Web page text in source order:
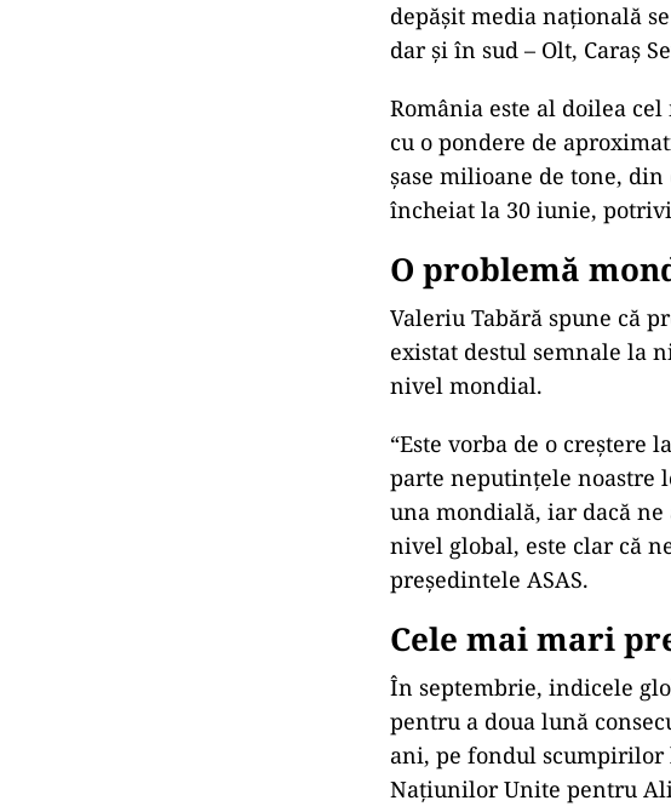
depășit media națională
dar și în sud – Olt, Caraș
România este al doilea
cu o pondere de
șase milioane de tone,
încheiat la 30 iunie,
O problemă
Valeriu Tabără spune că
existat destul semnale la
nivel mondial.
“Este vorba de o creștere
parte neputințele noastre
una mondială, iar dacă
nivel global, este clar că
președintele ASAS.
Cele mai mari
În septembrie, indicele
pentru a doua lună
ani, pe fondul scumpirilor
Naţiunilor Unite pentru